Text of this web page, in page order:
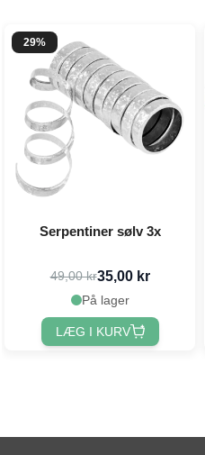
29%
Serpentiner sølv 3x
49,00 kr35,00 kr
På lager
LÆG I KURV